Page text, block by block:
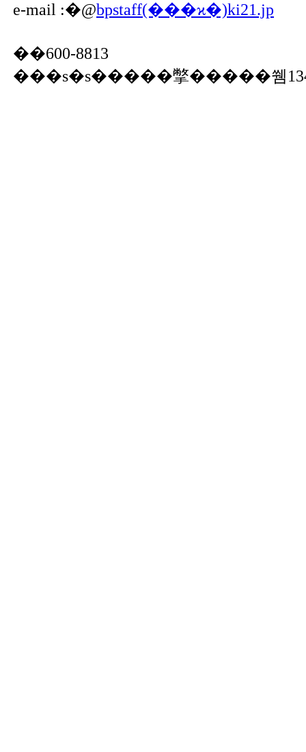
e-mail :�@bpstaff(���ϰ�)ki21.jp
��600-8813
���s�s�����撆�����쒬